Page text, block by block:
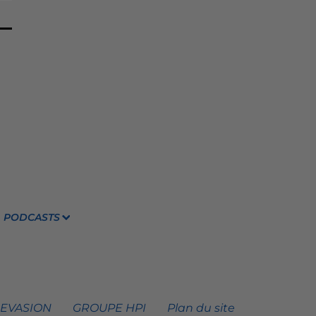
PODCASTS
GROUPE HPI Plan du site